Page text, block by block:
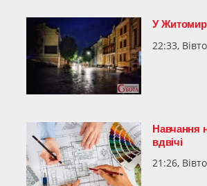
У
22:33,
Навчання
вдвічі
21:26,